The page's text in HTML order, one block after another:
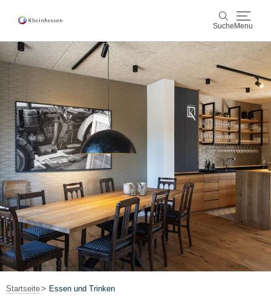
Suche Menu
Suche
Wein & Genuss
Kultur & Städte
Veranstaltungen
Buchung & Service
Shop Rheinhessen-Blog Karte
Startseite Essen und Trinken